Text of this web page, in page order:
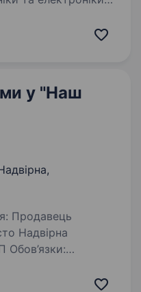
напрямку? Тоді
у "Наш
Надвірна
Обов’язки: